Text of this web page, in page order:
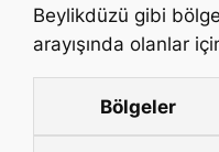
Beylikdüzü gibi
arayışında olanlar
Bölgeler